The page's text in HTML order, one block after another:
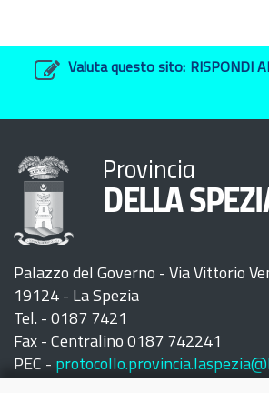
Valuta questo sito: RISPONDI
Provincia
DELLA
Palazzo del Governo - Via Vittorio
19124 - La Spezia
Tel. - 0187 7421
Fax - Centralino 0187 742241
PEC -